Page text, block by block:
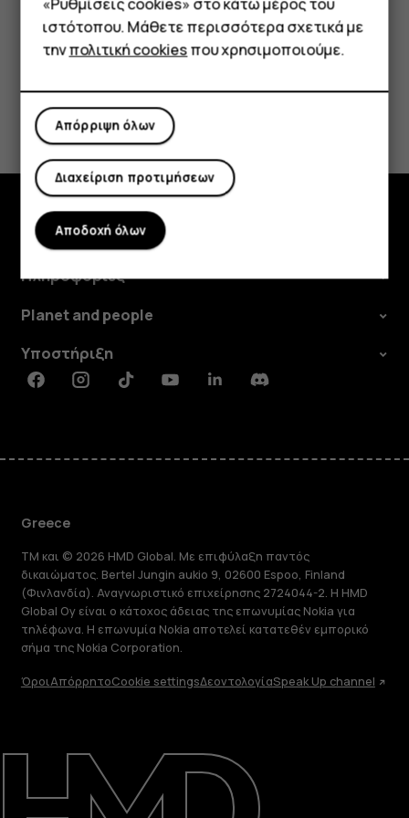
Tablet
Επισκευή, επαναχρησιμοποίηση,
ανακύκλωση
Υποστήριξη
Το βρήκατε χρήσιμο;
Ναι Όχι
Εξερευνήστε
Πληροφορίες
Planet and people
Υποστήριξη
FacebookInstagramTiktokYoutubeLinkedinDiscord
Greece
TM και © 2026 HMD Global. Με επιφύλαξη παντός
δικαιώματος. Bertel Jungin aukio 9, 02600 Espoo, Finland
(Φινλανδία). Αναγνωριστικό επιχείρησης 2724044-2. Η HMD
Global Oy είναι ο κάτοχος άδειας της επωνυμίας Nokia για
τηλέφωνα. Η επωνυμία Nokia αποτελεί κατατεθέν εμπορικό
σήμα της Nokia Corporation.
ΌροιΑπόρρητοCookie settingsΔεοντολογίαSpeak Up channel
ιστότοπου. Μάθετε περισσότερα σχετικά με
τηνπολιτική cookiesπου χρησιμοποιούμε.
Απόρριψη όλων
Διαχείριση προτιμήσεων
Αποδοχή όλων